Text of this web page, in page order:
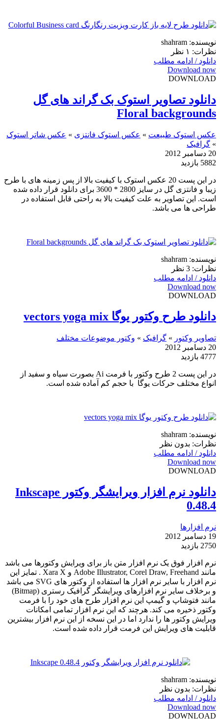
نویسنده: shahram
نظرات: ۱ نظر
دانلود / ادامه مطلب
Download now
DOWNLOAD
دانلود تصاویر استوک بک گراند های گل
Floral backgrounds
عکس استوک طبیعت » عکس استوک فانتزی » عکس شاتر استوک
» گرافیک
20 دسامبر 2012
5882 بازدید
در این پست 20 عکس استوک با کیفیت بالا از پس زمینه های با طرح
زیبا و فانتزی گل در سایز 2800 * 3600 برای دانلود قرار داده شده
است. این تصاویر به علت کیفیت بالا به راحتی قابل استفاده در
طراحی ها می باشد.
نویسنده: shahram
نظرات: 3 نظر
دانلود / ادامه مطلب
Download now
DOWNLOAD
دانلود طرح وکتور یوگا vectors yoga mix
تصاویر وکتور » گرافیک » وکتور موضوعات مختلف
20 دسامبر 2012
4777 بازدید
در این پست 2 طرح وکتور با فرمت Ai بصورت سیاه و سفید از
انواع مختلف حرکات یوگا با حجم کم آماده شده است.
نویسنده: shahram
نظرات: بدون نظر
دانلود / ادامه مطلب
Download now
DOWNLOAD
دانلود نرم افزار ویرایشگر وکتور Inkscape
0.48.4
نرم افزارها
19 دسامبر 2012
2750 بازدید
نرم افزار فوق یک نرم افزار متن باز برای ویرایش وکتورها می باشد
مانند Adobe Illustrator, Corel Draw, Freehand و Xara X . تمایز این
نرم افزار با سایر نرم افزار ها استفاده از وکتور های SVG می باشد
و برخلاف سایر نرم افزارهای ویرایشگر گرافیک رستری (Bitmap)
مانند فتوشاپ و گیمپ این نرم افزار طرح های خود را با فرمت
وکتور ذخیره می کند. هرچند که این نرم افزار تمامی امکانات
ویرایش وکتور ها را ندارد اما در این نسخه از این نرم افزار بیشترین
قابلیت های ویرایش این فرمت قرار داده شده است.
نویسنده: shahram
نظرات: بدون نظر
دانلود / ادامه مطلب
Download now
DOWNLOAD